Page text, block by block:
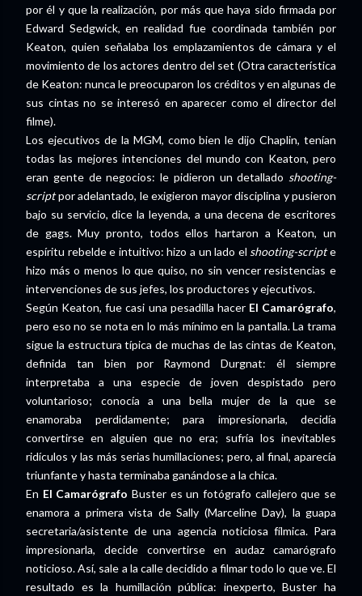
por él y que la realización, por más que haya sido firmada por
Edward Sedgwick, en realidad fue coordinada también por
Keaton, quien señalaba los emplazamientos de cámara y el
movimiento de los actores dentro del set (Otra característica
de Keaton: nunca le preocuparon los créditos y en algunas de
sus cintas no se interesó en aparecer como el director del
filme).
Los ejecutivos de la MGM, como bien le dijo Chaplin, tenían
todas las mejores intenciones del mundo con Keaton, pero
eran gente de negocios: le pidieron un detallado shooting-
scriptpor adelantado, le exigieron mayor disciplina y pusieron
bajo su servicio, dice la leyenda, a una decena de escritores
de gags. Muy pronto, todos ellos hartaron a Keaton, un
espíritu rebelde e intuitivo: hizo a un lado el shooting-scripte
hizo más o menos lo que quiso, no sin vencer resistencias e
intervenciones de sus jefes, los productores y ejecutivos.
Según Keaton, fue casi una pesadilla hacer El Camarógrafo,
pero eso no se nota en lo más mínimo en la pantalla. La trama
sigue la estructura típica de muchas de las cintas de Keaton,
definida tan bien por Raymond Durgnat: él siempre
interpretaba a una especie de joven despistado pero
voluntarioso; conocía a una bella mujer de la que se
enamoraba perdidamente; para impresionarla, decidía
convertirse en alguien que no era; sufría los inevitables
ridículos y las más serias humillaciones; pero, al final, aparecía
triunfante y hasta terminaba ganándose a la chica.
En El Camarógrafo Buster es un fotógrafo callejero que se
enamora a primera vista de Sally (Marceline Day), la guapa
secretaria/asistente de una agencia noticiosa fílmica. Para
impresionarla, decide convertirse en audaz camarógrafo
noticioso. Así, sale a la calle decidido a filmar todo lo que ve. El
resultado es la humillación pública: inexperto, Buster ha